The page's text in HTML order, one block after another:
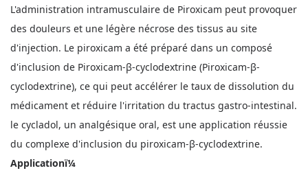
L'administration intramusculaire de Piroxicam peut provoquer
des douleurs et une légère nécrose des tissus au site
d'injection. Le piroxicam a été préparé dans un composé
d'inclusion de Piroxicam-β-cyclodextrine (Piroxicam-β-
cyclodextrine), ce qui peut accélérer le taux de dissolution du
médicament et réduire l'irritation du tractus gastro-intestinal.
le cycladol, un analgésique oral, est une application réussie
du complexe d'inclusion du piroxicam-β-cyclodextrine.
Applicationï¼